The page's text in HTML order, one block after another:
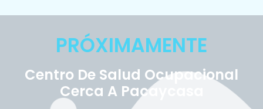
PRÓXIMAMENTE
Centro De Salud Ocupacional
Cerca A Pacaycasa